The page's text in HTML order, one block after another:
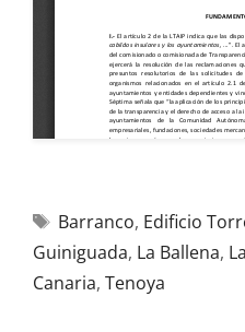
Barranco, Edificio
Guiniguada, La Ballena,
Canaria, Tenoya